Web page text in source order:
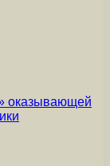
оказывающей